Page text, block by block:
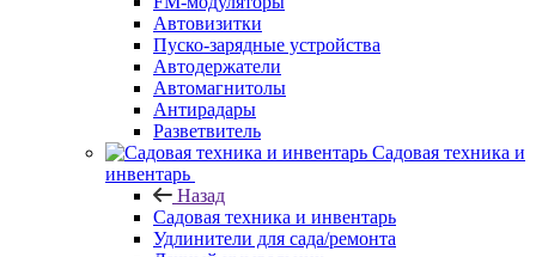
Автовизитки
Пуско-зарядные устройства
Автодержатели
Автомагнитолы
Антирадары
Разветвитель
Садовая техника и
инвентарь
Назад
Садовая техника и инвентарь
Удлинители для сада/ремонта